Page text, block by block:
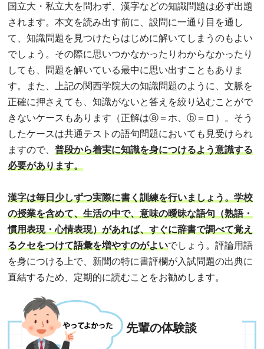
国立大・私立大を問わず、漢字などの知識問題は必ず出題
されます。本文を読み出す前に、設問に一通り目を通し
て、知識問題を見つけたらはじめに解いてしまうのもよい
でしょう。その際に思いつかなかったりわからなかったり
しても、問題を解いている最中に思い出すこともありま
す。また、上記の関西学院大の知識問題のように、文脈を
正確に押さえても、知識がないと答えを絞り込むことがで
きないケースもあります（正解はⓐ＝ホ、ⓑ＝ロ）。そう
したケースは共通テストの語句問題においても見受けられ
ますので、普段から着実に知識を身につけるよう意識する
必要があります。
漢字は毎日少しずつ実際に書く訓練を行いましょう。学校
の授業を含めて、生活の中で、意味の曖昧な語句（熟語・
慣用表現・心情表現）があれば、すぐに辞書で調べて覚え
るクセをつけて語彙を増やすのがよいでしょう。評論用語
を身につける上で、新聞の特に書評欄が入試問題の出典に
直結するため、定期的に読むことをお勧めします。
先輩の体験談